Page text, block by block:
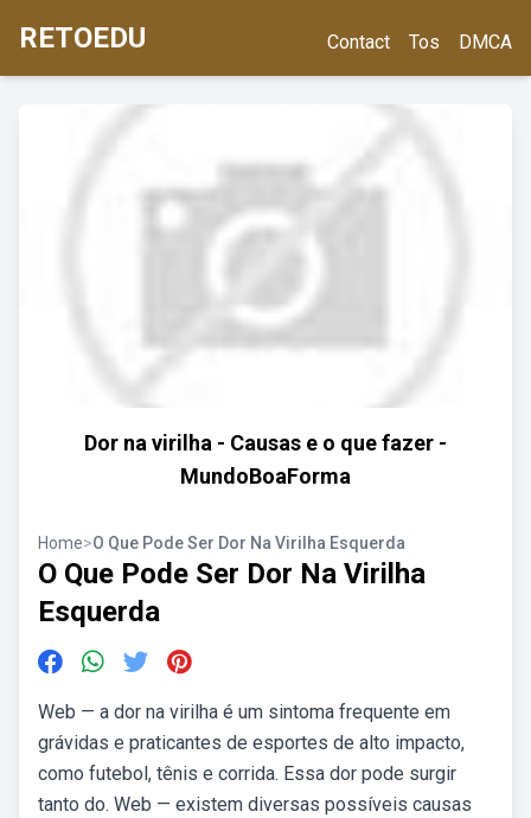
RETOEDU Contact Tos DMCA
Dor na virilha - Causas e o que fazer -
MundoBoaForma
Home>O Que Pode Ser Dor Na Virilha Esquerda
O Que Pode Ser Dor Na Virilha
Esquerda
Web — a dor na virilha é um sintoma frequente em
grávidas e praticantes de esportes de alto impacto,
como futebol, tênis e corrida. Essa dor pode surgir
tanto do. Web — existem diversas possíveis causas